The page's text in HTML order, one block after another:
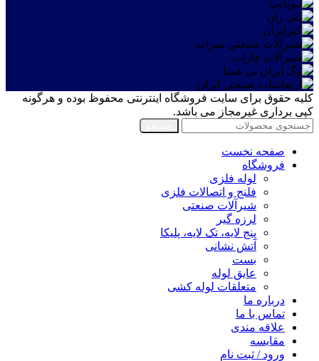
کلیه حقوق برای سایت فروشگاه اینترنتی محفوظ بوده و هرگونه
کپی برداری غیرمجاز می باشد.
صفحه نخست
فروشگاه
لوله فلزی
فلنج و اتصالات فلزی
شیرآلات صنعتی
لرزه گیر
پنج لایه، تک لایه، پلیکا
آتش نشانی
بست
عایق لوله
متعلقات لوله کشی
درباره ما
تماس با ما
علاقه مندی
مقايسه
ورود / ثبت نام